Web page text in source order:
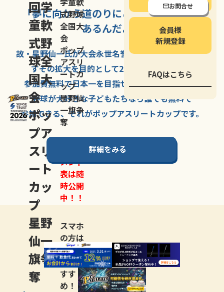
お問合せ
回学
童軟
式野
球全
国大
会
ポッ
プア
スリ
ート
カッ
プ
星野
仙一
旗争
奪
式野球
全国大
会
ポップ
アスリ
ートカ
ップ
星野仙
一旗争
奪
メント
表は随
時公開
中！！
スマホ
の方は
LINE登
録がお
すす
め！
会員様
新規登録
FAQはこちら
「夢に向かう道のりにこそ大きな意味が
あるんだよ」
故・星野仙一氏が大会永世名誉会長を務める、野球の
すその拡大を目的として2007年に
参加費無料で日本一を目指せる唯一の野球大会。
野球が大好きな子どもたちなら誰でも無料で
参加できる、それがポップアスリートカップです。
詳細をみる